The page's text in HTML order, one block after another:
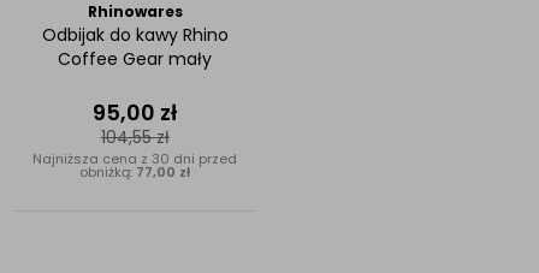
Rhinowares
Odbijak do kawy Rhino
Coffee Gear mały
95,00 zł
104,55zł
Najniższa cena z 30 dni przed
obniżką: 77,00 zł